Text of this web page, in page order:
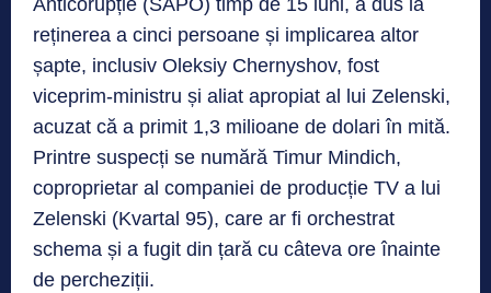
Anticorupție (SAPO) timp de 15 luni, a dus la
reținerea a cinci persoane și implicarea altor
șapte, inclusiv Oleksiy Chernyshov, fost
viceprim-ministru și aliat apropiat al lui Zelenski,
acuzat că a primit 1,3 milioane de dolari în mită.
Printre suspecți se numără Timur Mindich,
coproprietar al companiei de producție TV a lui
Zelenski (Kvartal 95), care ar fi orchestrat
schema și a fugit din țară cu câteva ore înainte
de percheziții.